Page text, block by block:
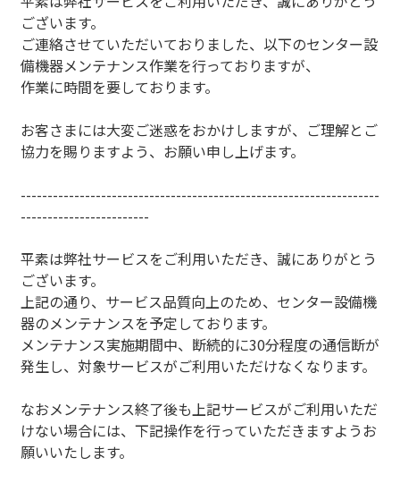
ございます。
ご連絡させていただいておりました、以下のセンター設
備機器メンテナンス作業を行っておりますが、
作業に時間を要しております。
お客さまには大変ご迷惑をおかけしますが、ご理解とご
協力を賜りますよう、お願い申し上げます。
-------------------------------------------------------------------
------------------------
平素は弊社サービスをご利用いただき、誠にありがとう
ございます。
上記の通り、サービス品質向上のため、センター設備機
器のメンテナンスを予定しております。
メンテナンス実施期間中、断続的に30分程度の通信断が
発生し、対象サービスがご利用いただけなくなります。
なおメンテナンス終了後も上記サービスがご利用いただ
けない場合には、下記操作を行っていただきますようお
願いいたします。